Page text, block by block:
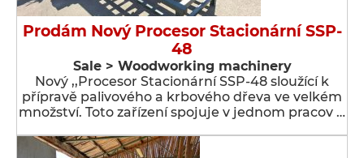
Prodám Nový Procesor Stacionární SSP-
48
Sale > Woodworking machinery
Nový ,,Procesor Stacionární SSP-48 sloužící k
přípravě palivového a krbového dřeva ve velkém
množství. Toto zařízení spojuje v jednom pracov …